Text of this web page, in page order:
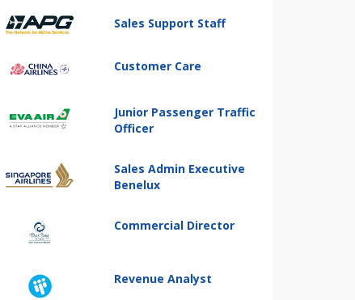
Sales Support Staff
Customer Care
Junior Passenger Traffic
Officer
Sales Admin Executive
Benelux
Commercial Director
Revenue Analyst